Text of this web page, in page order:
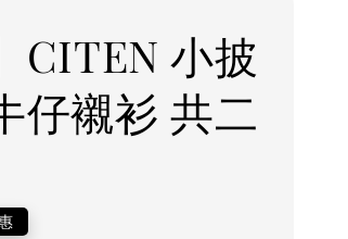
CITEN 小披
仔襯衫 共二